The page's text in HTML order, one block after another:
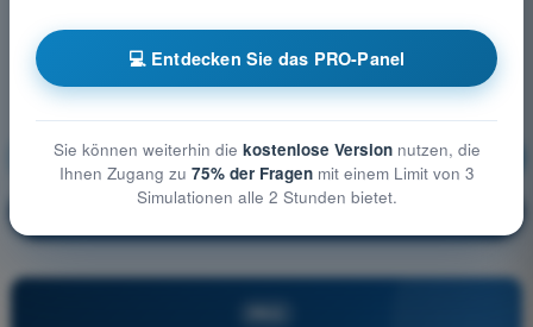
Meteorologie Ausbildung!
💻 Entdecken Sie das PRO-Panel
Sie können weiterhin die kostenlose Versionnutzen, die
Ihnen Zugang zu 75% der Fragenmit einem Limit von 3
Simulationen alle 2 Stunden bietet.